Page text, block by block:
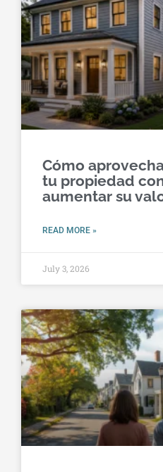
Cómo
tu propiedad
aumentar su
READ MORE »
July 3, 2026